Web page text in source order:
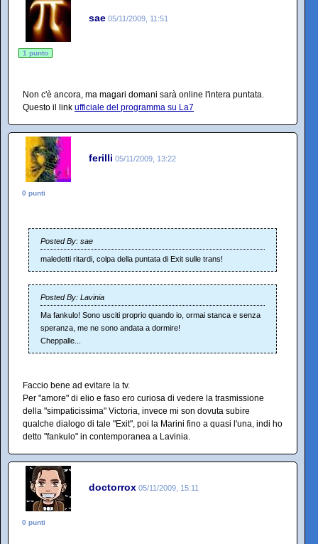
sae 05/11/2009, 11:51
1 punto
Non c'è ancora, ma magari domani sarà online l'intera puntata.
Questo il link ufficiale del programma su La7
ferilli 05/11/2009, 13:22
0 punti
Posted By: sae
maledetti ritardi, colpa della puntata di Exit sulle trans!
Posted By: Lavinia
Ma fankulo! Sono usciti proprio quando io, ormai stanca e senza
speranza, me ne sono andata a dormire!
Cheppalle...
Faccio bene ad evitare la tv.
Per "amore" di elio e faso ero curiosa di vedere la trasmissione
della "simpaticissima" Victoria, invece mi son dovuta subire
qualche dialogo di tale "Exit", poi la Marini fino a quasi l'una, indi ho
detto "fankulo" in contemporanea a Lavinia.
doctorrox 05/11/2009, 15:11
0 punti